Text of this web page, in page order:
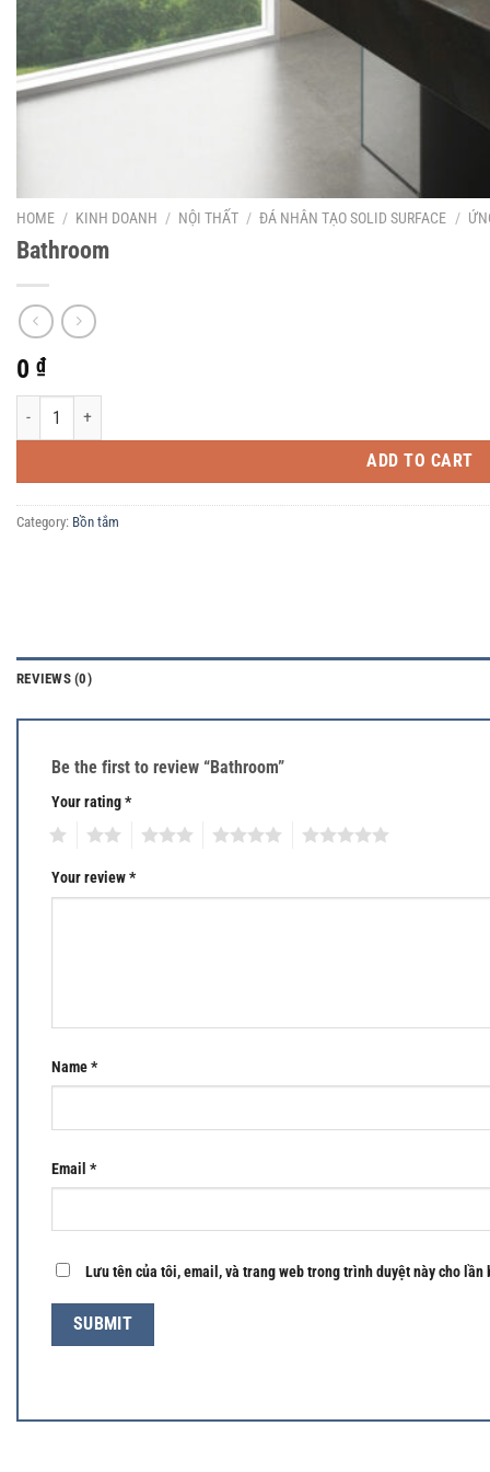
HOME / KINH DOANH / NỘI THẤT / ĐÁ NHÂN TẠO SOLID SURFACE /
Bathroom
0 ₫
Bathroom quantity
ADD TO CART
Category: Bồn tắm
REVIEWS (0)
Be the first to review “Bathroom”
Your rating*
Your review*
Name*
Email *
Lưu tên của tôi, email, và trang web trong trình duyệt này cho